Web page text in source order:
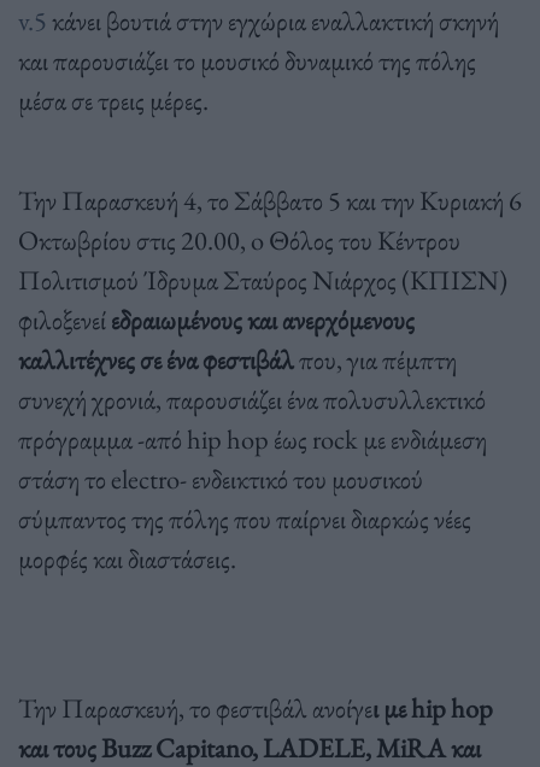
v.5 κάνει βουτιά στην εγχώρια εναλλακτική σκηνή
και παρουσιάζει το μουσικό δυναμικό της πόλης
μέσα σε τρεις μέρες.
Την Παρασκευή 4, το Σάββατο 5 και την Κυριακή 6
Οκτωβρίου στις 20.00, o Θόλος του Κέντρου
Πολιτισμού Ίδρυμα Σταύρος Νιάρχος (ΚΠΙΣΝ)
φιλοξενείεδραιωμένους και ανερχόμενους
καλλιτέχνες σε ένα φεστιβάλπου, για πέμπτη
συνεχή χρονιά, παρουσιάζει ένα πολυσυλλεκτικό
πρόγραμμα -από hip hop έως rock με ενδιάμεση
στάση το electro- ενδεικτικό του μουσικού
σύμπαντος της πόλης που παίρνει διαρκώς νέες
μορφές και διαστάσεις.
Την Παρασκευή, το φεστιβάλ ανοίγει με hip hop
και τους Buzz Capitano, LADELE, MiRA και